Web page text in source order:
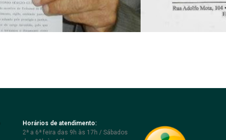
Horários de atendimento:
2ª a 6ª feira das 9h às 17h / Sábados